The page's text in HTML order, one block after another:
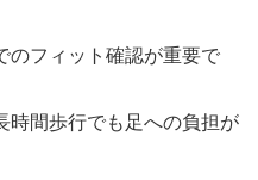
のフィット確認が重要で
時間歩行でも足への負担が